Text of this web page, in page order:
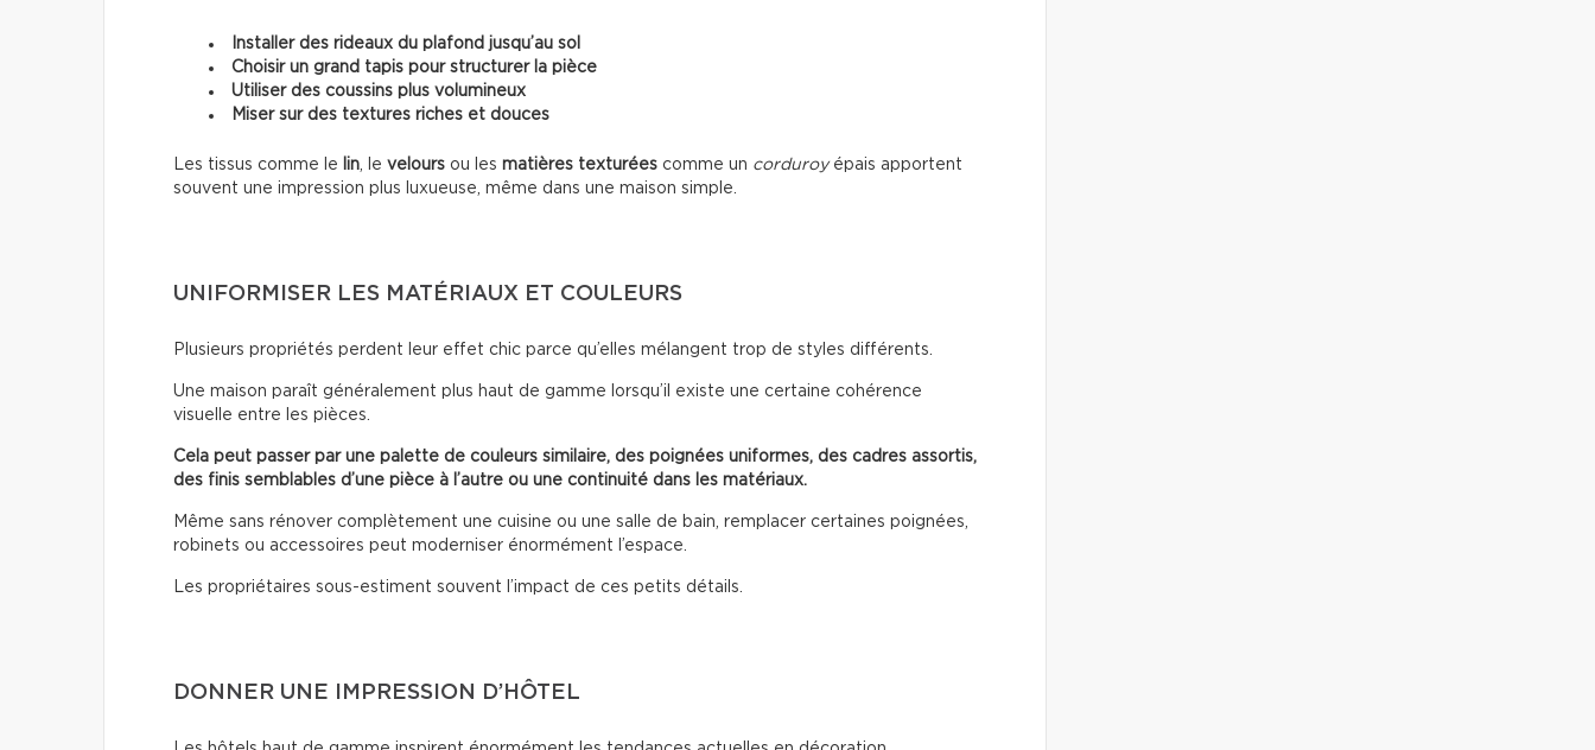
Installer des rideaux du plafond jusqu’au sol
Choisir un grand tapis pour structurer la pièce
Utiliser des coussins plus volumineux
Miser sur des textures riches et douces
Les tissus comme le lin , le velours ou les matières texturées comme un corduroyépais apportent
souvent une impression plus luxueuse, même dans une maison simple.
UNIFORMISER LES MATÉRIAUX ET COULEURS
Plusieurs propriétés perdent leur effet chic parce qu’elles mélangent trop de styles différents.
Une maison paraît généralement plus haut de gamme lorsqu’il existe une certaine cohérence
visuelle entre les pièces.
Cela peut passer par une palette de couleurs similaire, des poignées uniformes, des cadres assortis,
des finis semblables d’une pièce à l’autre ou une continuité dans les matériaux.
Même sans rénover complètement une cuisine ou une salle de bain, remplacer certaines poignées,
robinets ou accessoires peut moderniser énormément l’espace.
Les propriétaires sous-estiment souvent l’impact de ces petits détails.
DONNER UNE IMPRESSION D’HÔTEL